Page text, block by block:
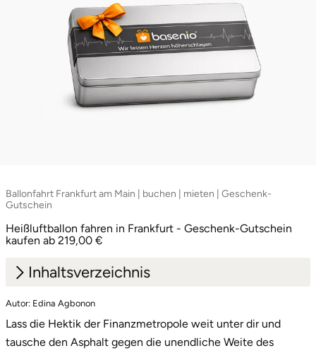
Ballonfahrt Frankfurt am Main | buchen | mieten | Geschenk-
Gutschein
Heißluftballon fahren in Frankfurt - Geschenk-Gutschein
kaufen ab 219,00 €
Inhaltsverzeichnis
1. Skyline-Panorama und Taunus-Blick
2. Wähle deine Korb-Konfiguration.
Autor: Edina Agbonon
Lass die Hektik der Finanzmetropole weit unter dir und
tausche den Asphalt gegen die unendliche Weite des